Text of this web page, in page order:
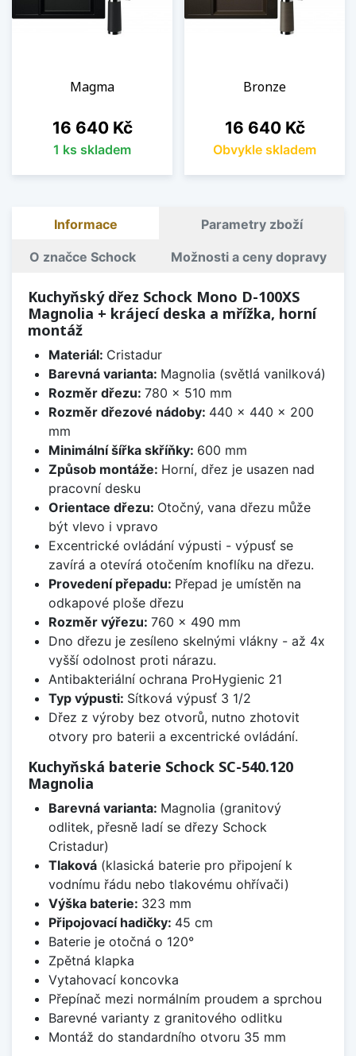
Magma
Cena
16 640 Kč
1 ks skladem
Bronze
Cena
16 640 Kč
Obvykle skladem
Informace Parametry zboží
O značce Schock Možnosti a ceny dopravy
Kuchyňský dřez Schock Mono D-100XS
Magnolia + krájecí deska a mřížka, horní
montáž
Materiál: Cristadur
Barevná varianta: Magnolia (světlá vanilková)
Rozměr dřezu: 780 x 510 mm
Rozměr dřezové nádoby: 440 x 440 x 200
mm
Minimální šířka skříňky: 600 mm
Způsob montáže: Horní, dřez je usazen nad
pracovní desku
Orientace dřezu: Otočný, vana dřezu může
být vlevo i vpravo
Excentrické ovládání výpusti - výpusť se
zavírá a otevírá otočením knoflíku na dřezu.
Provedení přepadu: Přepad je umístěn na
odkapové ploše dřezu
Rozměr výřezu: 760 x 490 mm
Dno dřezu je zesíleno skelnými vlákny - až 4x
vyšší odolnost proti nárazu.
Antibakteriální ochrana ProHygienic 21
Typ výpusti: Sítková výpusť 3 1/2
Dřez z výroby bez otvorů, nutno zhotovit
otvory pro baterii a excentrické ovládání.
Kuchyňská baterie Schock SC-540.120
Magnolia
Barevná varianta: Magnolia (granitový
odlitek, přesně ladí se dřezy Schock
Cristadur)
Tlaková(klasická baterie pro připojení k
vodnímu řádu nebo tlakovému ohřívači)
Výška baterie: 323 mm
Připojovací hadičky: 45 cm
Baterie je otočná o 120°
Zpětná klapka
Vytahovací koncovka
Přepínač mezi normálním proudem a sprchou
Barevné varianty z granitového odlitku
Montáž do standardního otvoru 35 mm